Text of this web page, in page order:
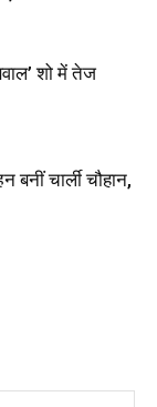
शो में तेज
बनीं चार्ली चौहान,